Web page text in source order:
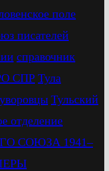
поле
писателей
справочник
СПР Тула
Тульский
отделение
СОЮЗА 1941–